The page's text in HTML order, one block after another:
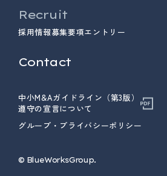
Recruit
採用情報募集要項エントリー
Contact
中小M&Aガイドライン（第3版）
遵守の宣言について
グループ・プライバシーポリシー
© ︎BlueWorksGroup.